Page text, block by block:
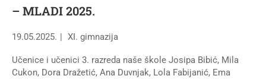
– MLADI 2025.
19.05.2025. XI. gimnazija
Učenice i učenici 3. razreda naše škole Josipa Bibić, Mila
Cukon, Dora Dražetić, Ana Duvnjak, Lola Fabijanić, Ema